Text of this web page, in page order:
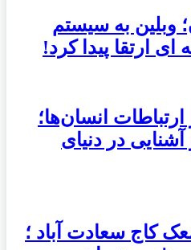
وبلین به سیستم
ارتقا پیدا کرد!
انسان‌ها؛
در دنیای
کاج سعادت آباد ؛